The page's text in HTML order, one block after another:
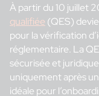
À partir du 10 juillet
qualifiée (QES)
pour la vérification
réglementaire. La
sécurisée et
uniquement après
idéale pour